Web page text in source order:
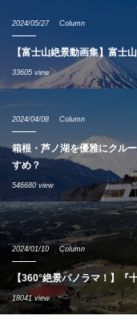
2024/05/27 Column
【富士山絶景動画集】富士
33605 view
2024/04/08 Column
箱根・芦ノ湖を優雅にクル
すめ？
546680 view
2024/01/10 Column
【360°絶景パノラマ！】『
18041 view